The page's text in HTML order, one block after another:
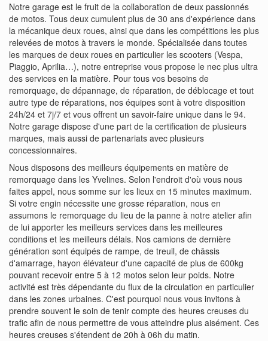
Notre garage est le fruit de la collaboration de deux passionnés
de motos. Tous deux cumulent plus de 30 ans d'expérience dans
la mécanique deux roues, ainsi que dans les compétitions les plus
relevées de motos à travers le monde. Spécialisée dans toutes
les marques de deux roues en particulier les scooters (Vespa,
Piaggio, Aprilia…), notre entreprise vous propose le nec plus ultra
des services en la matière. Pour tous vos besoins de
remorquage, de dépannage, de réparation, de déblocage et tout
autre type de réparations, nos équipes sont à votre disposition
24h/24 et 7j/7 et vous offrent un savoir-faire unique dans le 94.
Notre garage dispose d'une part de la certification de plusieurs
marques, mais aussi de partenariats avec plusieurs
concessionnaires.
Nous disposons des meilleurs équipements en matière de
remorquage dans les Yvelines. Selon l'endroit d'où vous nous
faites appel, nous somme sur les lieux en 15 minutes maximum.
Si votre engin nécessite une grosse réparation, nous en
assumons le remorquage du lieu de la panne à notre atelier afin
de lui apporter les meilleurs services dans les meilleures
conditions et les meilleurs délais. Nos camions de dernière
génération sont équipés de rampe, de treuil, de châssis
d'amarrage, hayon élévateur d'une capacité de plus de 600kg
pouvant recevoir entre 5 à 12 motos selon leur poids. Notre
activité est très dépendante du flux de la circulation en particulier
dans les zones urbaines. C'est pourquoi nous vous invitons à
prendre souvent le soin de tenir compte des heures creuses du
trafic afin de nous permettre de vous atteindre plus aisément. Ces
heures creuses s'étendent de 20h à 06h du matin.